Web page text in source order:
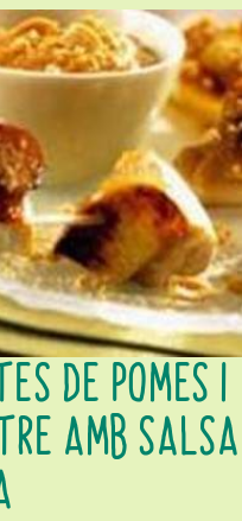
DE POMES I
AMB